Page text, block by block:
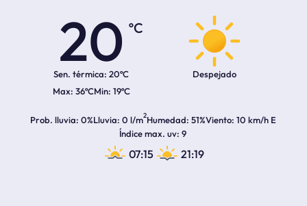
20
ºC
Sen. térmica: 20ºC
36ºC 19ºC
Despejado
Prob. lluvia 0%Lluvia 0 l/m2Humedad 51%Viento 10 km/h E
Índice max. uv 9
07:15 21:19